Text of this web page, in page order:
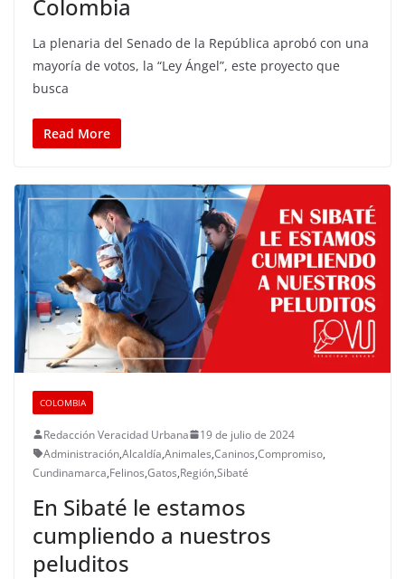
Colombia
La plenaria del Senado de la República aprobó con una
mayoría de votos, la “Ley Ángel”, este proyecto que
busca
Read More
COLOMBIA
Redacción Veracidad Urbana
19 de julio de 2024
Administración,Alcaldía,Animales,Caninos,Compromiso,
Cundinamarca,Felinos,Gatos,Región,Sibaté
En Sibaté le estamos
cumpliendo a nuestros
peluditos